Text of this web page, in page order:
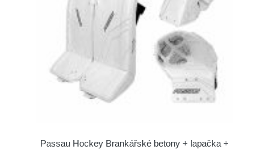
Passau Hockey Brankářské betony + lapačka +